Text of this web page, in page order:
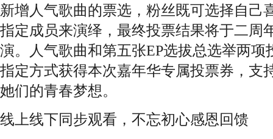
新增人气歌曲的票选，粉丝既可选择自己
指定成员来演绎，最终投票结果将于二周
演。人气歌曲和第五张EP选拔总选举两
指定方式获得本次嘉年华专属投票券，支
她们的青春梦想。
线上线下同步观看，不忘初心感恩回馈